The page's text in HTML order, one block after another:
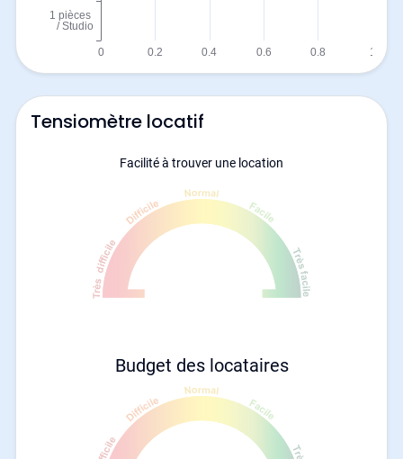
Tensiomètre locatif
Facilité à trouver une location
Budget des locataires